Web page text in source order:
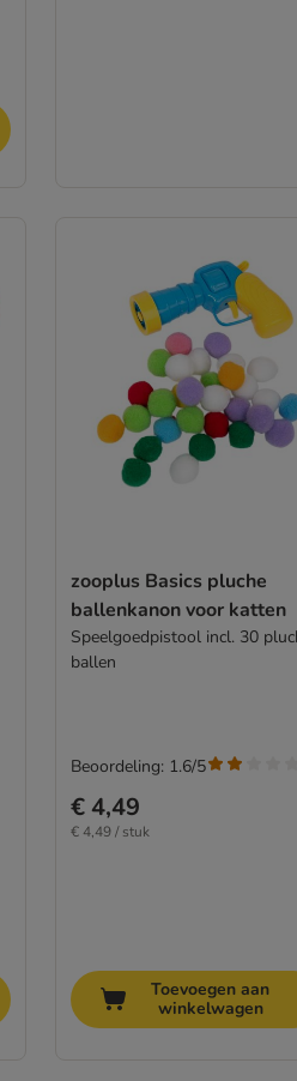
zooplus Basics pluche
ballenkanon voor katten
Speelgoedpistool incl. 30
ballen
€ 4,49
€ 4,49 / stuk
Beoordeling: 1.6/5
Toevoegen aan
winkelwagen